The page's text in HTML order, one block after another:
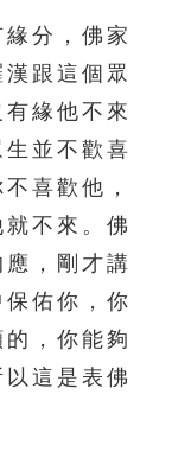
分，佛家
跟這個眾
緣他不來
並不歡喜
喜歡他，
不來。佛
，剛才講
佑你，你
，你能夠
這是表佛